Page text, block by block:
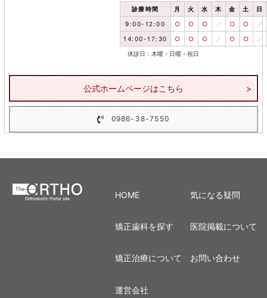
診療時間 月 火 水 木 金 土 日
9:00-12:00 ○ ○ ○ ／ ○ ○ ／
14:00-17:30 ○ ○ ○ ／ ○ ○ ／
休診日：木曜・日曜・祝日
公式ホームページはこちら
0986-38-7550
HOME
矯正歯科を探す
矯正治療について
気になる疑問
医院掲載について
お問い合わせ
運営会社